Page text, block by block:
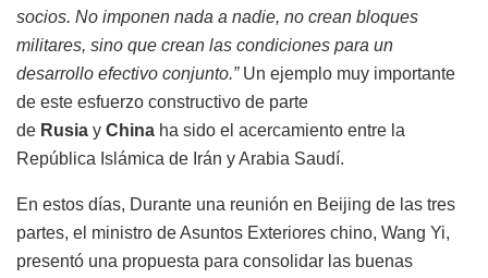
socios. No imponen nada a nadie, no crean bloques
militares, sino que crean las condiciones para un
desarrollo efectivo conjunto.”Un ejemplo muy importante
de este esfuerzo constructivo de parte
de Rusia y China ha sido el acercamiento entre la
República Islámica de Irán y Arabia Saudí.
En estos días, Durante una reunión en Beijing de las tres
partes, el ministro de Asuntos Exteriores chino, Wang Yi,
presentó una propuesta para consolidar las buenas